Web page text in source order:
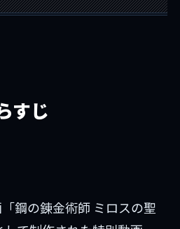
すじ
鋼の錬金術師 ミロスの聖